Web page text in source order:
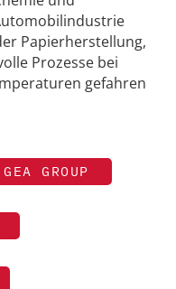
Papierherstellung,
Prozesse bei
gefahren
GEA GROUP